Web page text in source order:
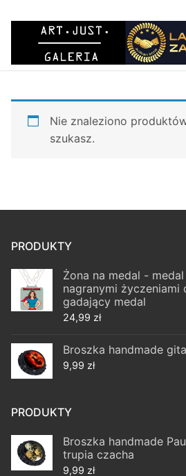
do
Nie znaleziono
szukasz.
PRODUKTY
Żona na medal -
nagranymi życzeniami
gadający medal
24,99 zł
Broszka handmade
9,99 zł
PRODUKTY
Broszka handmade
trupia czacha
9,99 zł